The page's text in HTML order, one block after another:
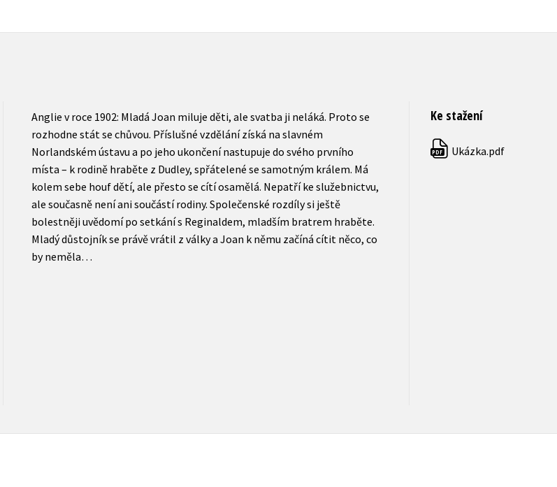
Anglie v roce 1902: Mladá Joan miluje děti, ale svatba ji neláká. Proto se
rozhodne stát se chůvou. Příslušné vzdělání získá na slavném
Norlandském ústavu a po jeho ukončení nastupuje do svého prvního
místa – k rodině hraběte z Dudley, spřátelené se samotným králem. Má
kolem sebe houf dětí, ale přesto se cítí osamělá. Nepatří ke služebnictvu,
ale současně není ani součástí rodiny. Společenské rozdíly si ještě
bolestněji uvědomí po setkání s Reginaldem, mladším bratrem hraběte.
Mladý důstojník se právě vrátil z války a Joan k němu začíná cítit něco, co
by neměla…
Ke stažení
PDF Ukázka.pdf